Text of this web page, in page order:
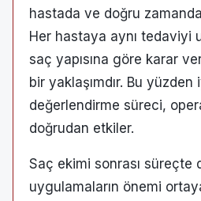
hastada ve doğru
Her hastaya aynı tedaviyi
saç yapısına göre karar
bir yaklaşımdır. Bu yüzden
değerlendirme süreci,
doğrudan etkiler.
Saç ekimi sonrası süreçte
uygulamaların önemi